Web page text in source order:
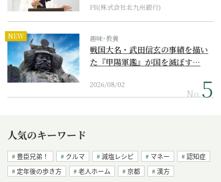
PR(株式会社北九州銀行)
NEW 趣味･教養
戦国大名・武田信玄の事績を描い
た『甲陽軍鑑』が国を滅ぼす…
2026/08/02
No.
人気のキーワード
豊臣兄弟！ クルマ 減塩レシピ マネー
認知症
定年後の歩き方
老人ホーム 京都 漢方